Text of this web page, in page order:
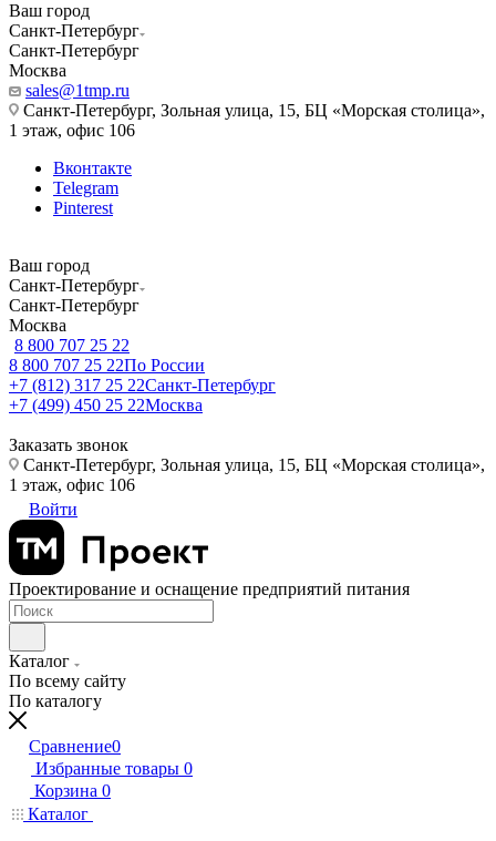
Ваш город
Санкт-Петербург
Санкт-Петербург
Москва
sales@1tmp.ru
Санкт-Петербург, Зольная улица, 15, БЦ «Морская столица»,
1 этаж, офис 106
Вконтакте
Telegram
Pinterest
Ваш город
Санкт-Петербург
Санкт-Петербург
Москва
8 800 707 25 22
8 800 707 25 22По России
+7 (812) 317 25 22Санкт-Петербург
+7 (499) 450 25 22Москва
Заказать звонок
Санкт-Петербург, Зольная улица, 15, БЦ «Морская столица»,
1 этаж, офис 106
Войти
Проектирование и оснащение предприятий питания
Каталог
По всему сайту
По каталогу
Сравнение0
Избранные товары 0
Корзина 0
Каталог